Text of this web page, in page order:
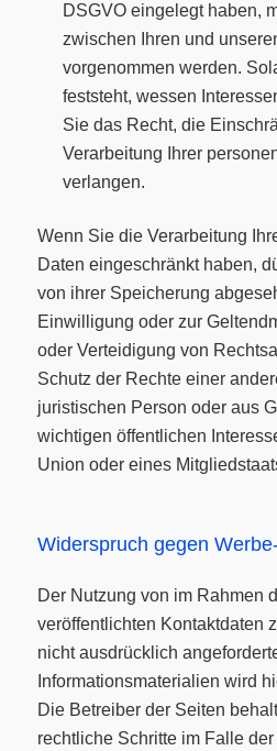
DSGVO eingelegt haben,
zwischen Ihren und
vorgenommen werden.
feststeht, wessen
Sie das Recht, die
Verarbeitung Ihrer
verlangen.
Wenn Sie die Verarbeitung
Daten eingeschränkt haben,
von ihrer Speicherung
Einwilligung oder zur
oder Verteidigung von
Schutz der Rechte einer
juristischen Person oder aus
wichtigen öffentlichen
Union oder eines
Widerspruch gegen
Der Nutzung von im Rahmen
veröffentlichten Kontaktdaten
nicht ausdrücklich
Informationsmaterialien wird
Die Betreiber der Seiten
rechtliche Schritte im Falle